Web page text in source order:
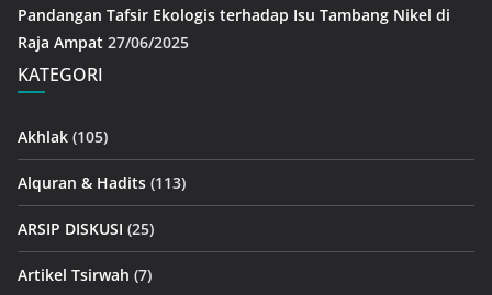
Pandangan Tafsir Ekologis terhadap Isu Tambang Nikel di
Raja Ampat 27/06/2025
KATEGORI
Akhlak (105)
Alquran & Hadits (113)
ARSIP DISKUSI (25)
Artikel Tsirwah (7)